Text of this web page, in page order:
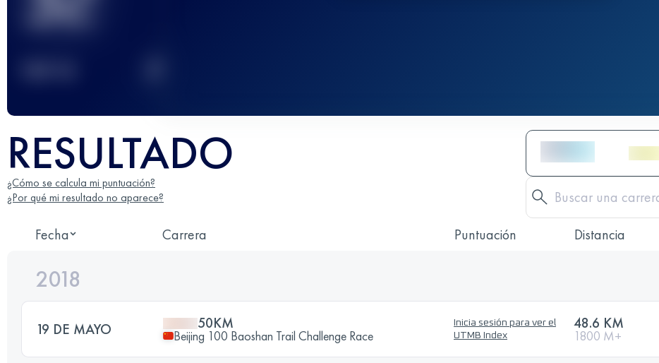
RESULTADO
¿Cómo se calcula mi puntuación?
¿Por qué mi resultado no aparece?
Fecha Carrera Puntuación Distancia
2018
19 DE MAYO 50KM
Beijing 100 Baoshan Trail Challenge Race
Inicia sesión para ver el
UTMB Index
48.6 KM
1800 M+